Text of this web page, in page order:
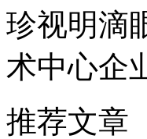
珍视明滴
术中心企
推荐文章